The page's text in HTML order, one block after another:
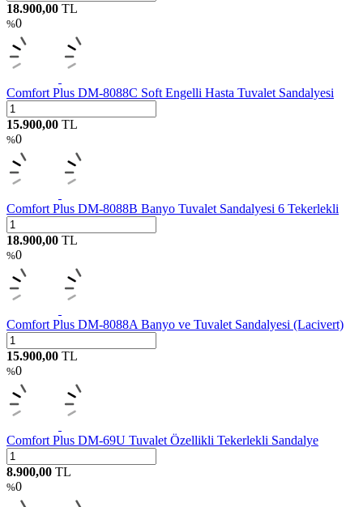
18.900,00 TL
%0
Comfort Plus DM-8088C Soft Engelli Hasta Tuvalet Sandalyesi
15.900,00 TL
%0
Comfort Plus DM-8088B Banyo Tuvalet Sandalyesi 6 Tekerlekli
18.900,00 TL
%0
Comfort Plus DM-8088A Banyo ve Tuvalet Sandalyesi (Lacivert)
15.900,00 TL
%0
Comfort Plus DM-69U Tuvalet Özellikli Tekerlekli Sandalye
8.900,00 TL
%0